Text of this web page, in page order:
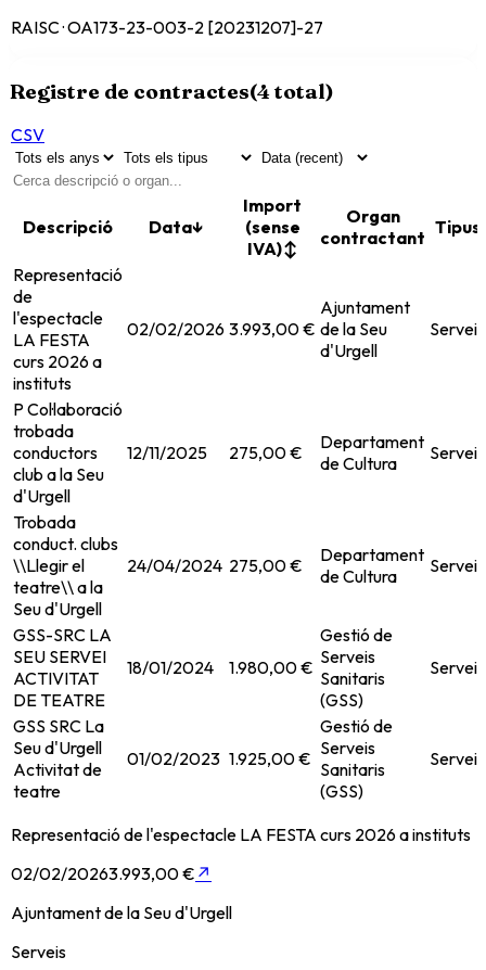
RAISC · OA173-23-003-2 [20231207]-27
Registre de contractes(4total)
CSV
Descripció Data↓
Import
(sense
IVA)↕
Organ
contractant Tipus
Representació
de
l'espectacle
LA FESTA
curs 2026 a
instituts
02/02/2026 3.993,00 €
Ajuntament
de la Seu
d'Urgell
Serveis
P Col·laboració
trobada
conductors
club a la Seu
d'Urgell
12/11/2025 275,00 €
Departament
de Cultura
Serveis
Trobada
conduct. clubs
\\Llegir el
teatre\\ a la
Seu d'Urgell
24/04/2024 275,00 €
Departament
de Cultura
Serveis
GSS-SRC LA
SEU SERVEI
ACTIVITAT
DE TEATRE
18/01/2024 1.980,00 €
Gestió de
Serveis
Sanitaris
(GSS)
Serveis
GSS SRC La
Seu d'Urgell
Activitat de
teatre
01/02/2023 1.925,00 €
Gestió de
Serveis
Sanitaris
(GSS)
Serveis
Representació de l'espectacle LA FESTA curs 2026 a instituts
02/02/20263.993,00 € ↗
Ajuntament de la Seu d'Urgell
Serveis